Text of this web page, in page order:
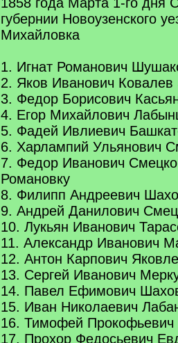
губернии Новоузенского
Михайловка
1. Игнат Романович
2. Яков Иванович Ковалев
3. Федор Борисович
4. Егор Михайлович
5. Фадей Ивлиевич
6. Харлампий Ульянович
7. Федор Иванович
Романовку
8. Филипп Андреевич
9. Андрей Данилович
10. Лукьян Иванович
11. Александр Иванович
12. Антон Карпович
13. Сергей Иванович
14. Павел Ефимович
15. Иван Николаевич
16. Тимофей Прокофьевич
17. Прохор Федосьевич